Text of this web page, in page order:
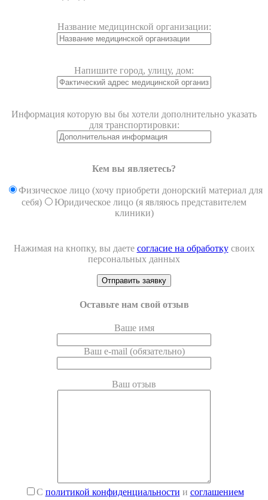
Название медицинской организации:
Напишите город, улицу, дом:
Информация которую вы бы хотели дополнительно указать
для транспортировки:
Кем вы являетесь?
Физическое лицо (хочу приобрети донорский материал для
себя)
Юридическое лицо (я являюсь представителем
клиники)
Нажимая на кнопку, вы даете согласие на обработкусвоих
персональных данных
Оставьте нам свой отзыв
Ваше имя
Ваш e-mail (обязательно)
Ваш отзыв
С политикой конфиденциальности и соглашением